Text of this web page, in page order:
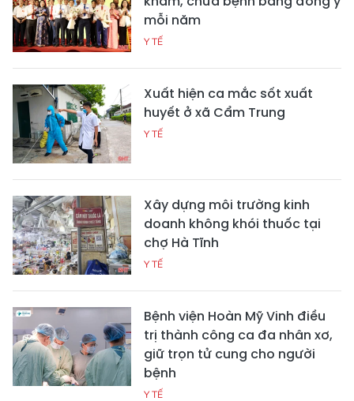
mỗi năm
Y TẾ
Xuất hiện ca mắc sốt xuất
huyết ở xã Cẩm Trung
Y TẾ
Xây dựng môi trường kinh
doanh không khói thuốc tại
chợ Hà Tĩnh
Y TẾ
Bệnh viện Hoàn Mỹ Vinh điều
trị thành công ca đa nhân xơ,
giữ trọn tử cung cho người
bệnh
Y TẾ